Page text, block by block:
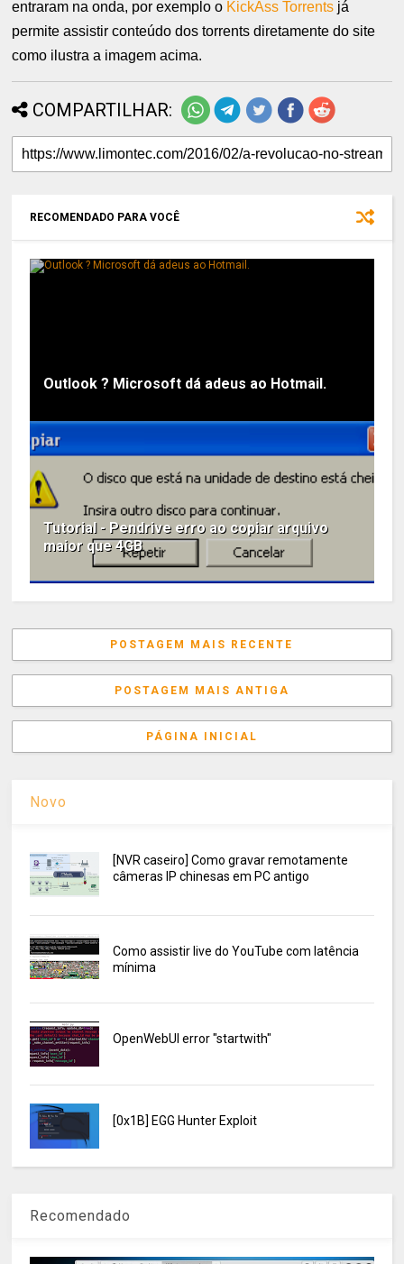
entraram na onda, por exemplo o KickAss Torrents já
permite assistir conteúdo dos torrents diretamente do site
como ilustra a imagem acima.
COMPARTILHAR:
RECOMENDADO PARA VOCÊ
Outlook ? Microsoft dá adeus ao Hotmail.
Tutorial - Pendrive erro ao copiar arquivo
maior que 4GB
POSTAGEM MAIS RECENTE
POSTAGEM MAIS ANTIGA
PÁGINA INICIAL
Novo
[NVR caseiro] Como gravar remotamente
câmeras IP chinesas em PC antigo
Como assistir live do YouTube com latência
mínima
OpenWebUI error "startwith"
[0x1B] EGG Hunter Exploit
Recomendado